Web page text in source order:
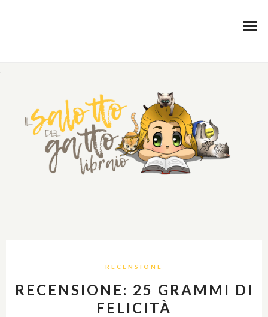
.
RECENSIONE
RECENSIONE: 25 GRAMMI DI
FELICITÀ